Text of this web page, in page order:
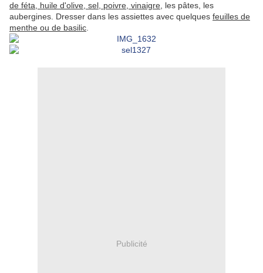
de féta, huile d'olive, sel, poivre, vinaigre, les pâtes, les
aubergines. Dresser dans les assiettes avec quelques feuilles de
menthe ou de basilic
Publicité